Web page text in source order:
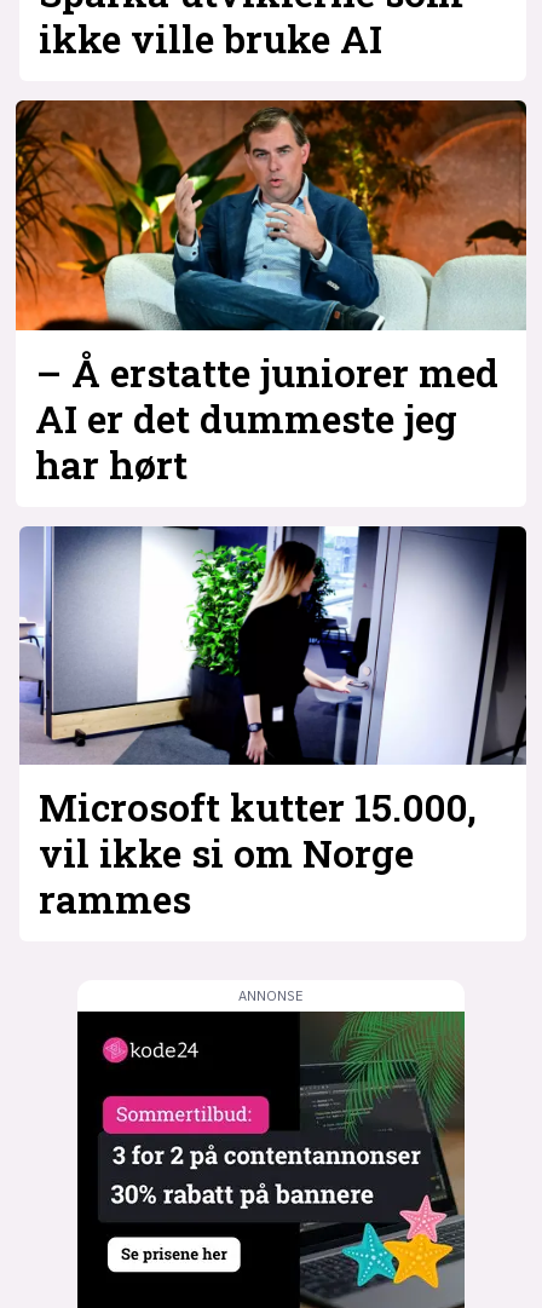
ikke ville bruke AI
– Å erstatte juniorer med
AI er det dummeste jeg
har hørt
Microsoft kutter 15.000,
vil ikke si om Norge
rammes